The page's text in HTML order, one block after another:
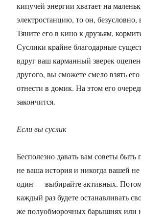
кипучей энергии хватает на
электростанцию, то он, безусловно,
Тяните его в кино к друзьям,
Суслики крайне благодарные
вдруг ваш карманный зверек
другого, вы сможете смело взять
отнести в домик. На этом его
закончится.
Если вы суслик
Бесполезно давать вам советы быть
не ваша история и никогда вашей
один — выбирайте активных.
каждый раз будете останавливать
же полуобморочных барышнях или